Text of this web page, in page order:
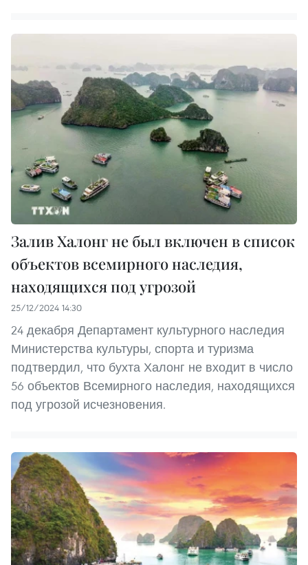
Залив Халонг не был включен в список
объектов всемирного наследия,
находящихся под угрозой
25/12/2024 14:30
24 декабря Департамент культурного наследия
Министерства культуры, спорта и туризма
подтвердил, что бухта Халонг не входит в число
56 объектов Всемирного наследия, находящихся
под угрозой исчезновения.